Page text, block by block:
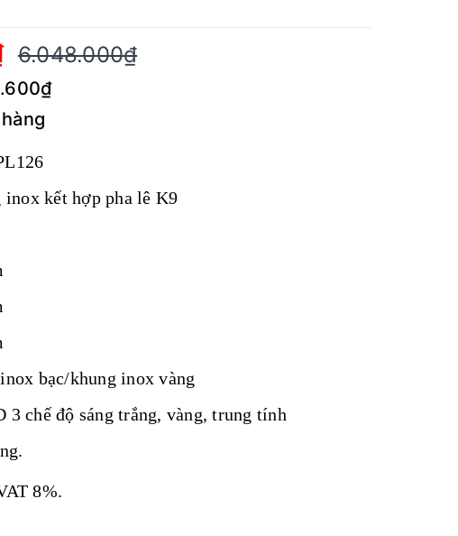
6.048.000₫
kết hợp pha lê K9
bạc/khung inox vàng
3 chế độ sáng trắng, vàng, trung tính
8%.